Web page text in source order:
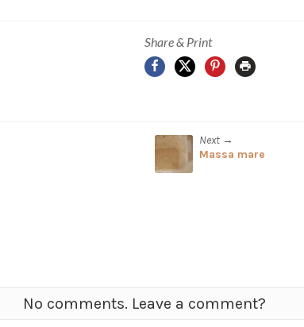
Share & Print
Facebook
X Pinterest
Print
Next →
Massa mare
No comments. Leave a comment?